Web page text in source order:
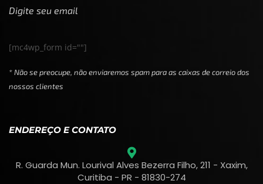
Digite seu email
[mc4wp_form id=""]
* Não se preocupe, não enviaremos spam para as caixas de correio dos
nossos clientes
ENDEREÇO E CONTATO
R. Guarda Mun. Lourival Alves Bezerra Filho, 211 - Xaxim,
Curitiba - PR - 81830-274